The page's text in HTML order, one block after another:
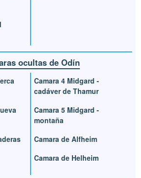
ocultas de Odín
Camara 4 Midgard -
cadáver de Thamur
Camara 5 Midgard -
montaña
Camara de Alfheim
Camara de Helheim